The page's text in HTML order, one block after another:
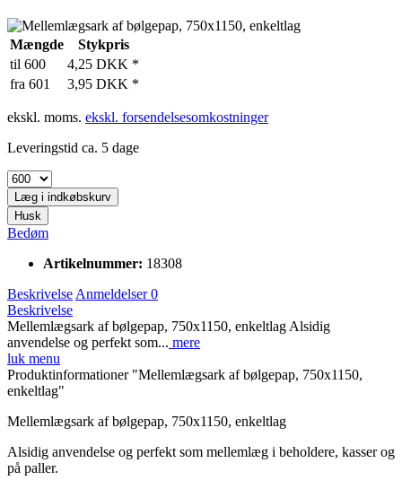
Mængde
Stykpris
til 600
4,25 DKK *
fra 601 3,95 DKK *
ekskl. moms. ekskl. forsendelsesomkostninger
Leveringstid ca. 5 dage
Læg i indkøbskurv
Husk
Bedøm
Artikelnummer: 18308
Beskrivelse Anmeldelser0
Beskrivelse
Mellemlægsark af bølgepap, 750x1150, enkeltlag Alsidig
anvendelse og perfekt som... mere
luk menu
Produktinformationer "Mellemlægsark af bølgepap, 750x1150,
enkeltlag"
Mellemlægsark af bølgepap, 750x1150, enkeltlag
Alsidig anvendelse og perfekt som mellemlæg i beholdere, kasser og
på paller.